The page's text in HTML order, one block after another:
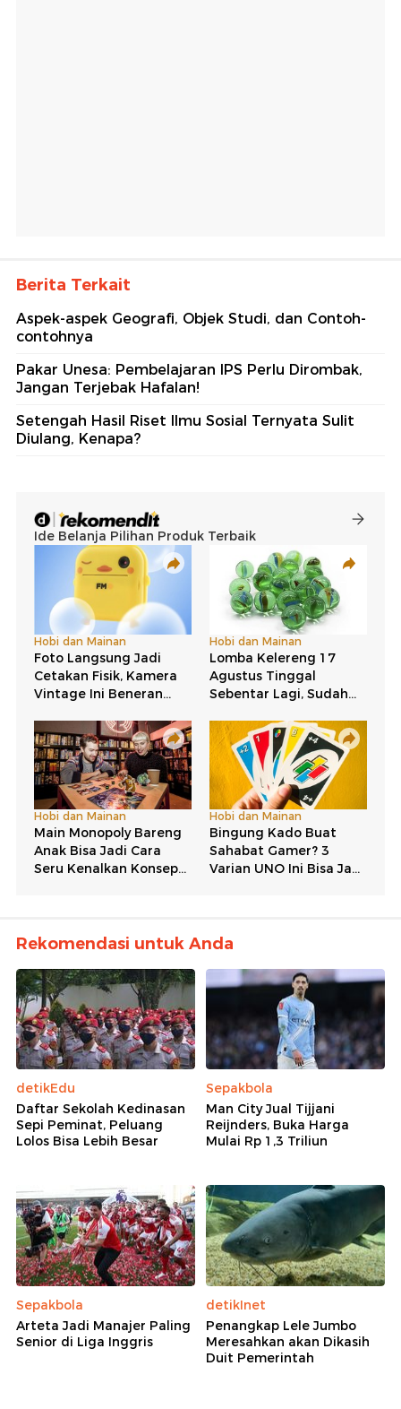
Berita Terkait
Aspek-aspek Geografi, Objek Studi, dan Contoh-
contohnya
Pakar Unesa: Pembelajaran IPS Perlu Dirombak,
Jangan Terjebak Hafalan!
Setengah Hasil Riset Ilmu Sosial Ternyata Sulit
Diulang, Kenapa?
Rekomendasi untuk Anda
detikEdu
Daftar Sekolah Kedinasan
Sepi Peminat, Peluang
Lolos Bisa Lebih Besar
Sepakbola
Man City Jual Tijjani
Reijnders, Buka Harga
Mulai Rp 1,3 Triliun
Sepakbola
Arteta Jadi Manajer Paling
Senior di Liga Inggris
detikInet
Penangkap Lele Jumbo
Meresahkan akan Dikasih
Duit Pemerintah